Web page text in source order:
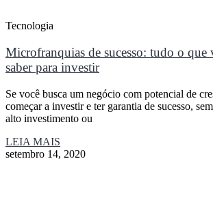
Tecnologia
Microfranquias de sucesso: tudo o que
saber para investir
Se você busca um negócio com potencial de
começar a investir e ter garantia de sucesso,
alto investimento ou
LEIA MAIS
setembro 14, 2020